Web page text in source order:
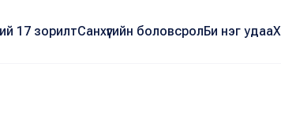
17 зорилтСанхүүгийн боловсролБи нэг удаа